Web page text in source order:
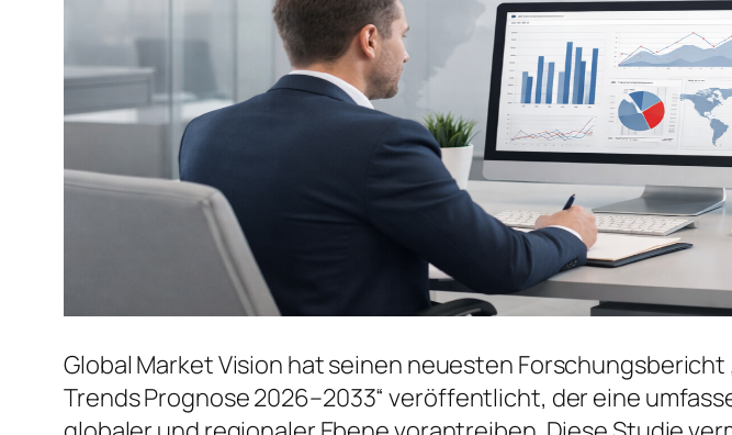
Global Market Vision hat seinen neuesten Forschungsbericht
Trends Prognose 2026–2033“ veröffentlicht, der eine